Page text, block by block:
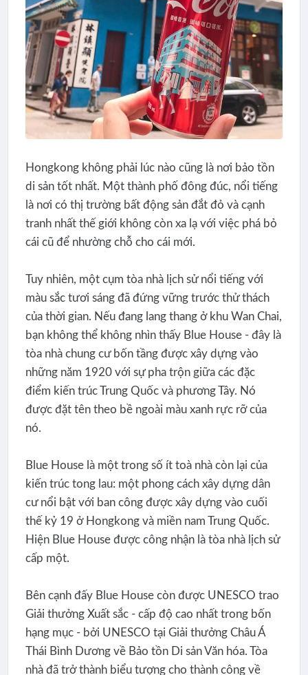
Hongkong không phải lúc nào cũng là nơi bảo tồn
di sản tốt nhất. Một thành phố đông đúc, nổi tiếng
là nơi có thị trường bất động sản đắt đỏ và cạnh
tranh nhất thế giới không còn xa lạ với việc phá bỏ
cái cũ để nhường chỗ cho cái mới.
Tuy nhiên, một cụm tòa nhà lịch sử nổi tiếng với
màu sắc tươi sáng đã đứng vững trước thử thách
của thời gian. Nếu đang lang thang ở khu Wan Chai,
bạn không thể không nhìn thấy Blue House - đây là
tòa nhà chung cư bốn tầng được xây dựng vào
những năm 1920 với sự pha trộn giữa các đặc
điểm kiến ​​trúc Trung Quốc và phương Tây. Nó
được đặt tên theo bề ngoài màu xanh rực rỡ của
nó.
Blue House là một trong số ít toà nhà còn lại của
kiến trúc tong lau: một phong cách xây dựng dân
cư nổi bật với ban công được xây dựng vào cuối
thế kỷ 19 ở Hongkong và miền nam Trung Quốc.
Hiện Blue House được công nhận là tòa nhà lịch sử
cấp một.
Bên cạnh đấy Blue House còn được UNESCO trao
Giải thưởng Xuất sắc - cấp độ cao nhất trong bốn
hạng mục - bởi UNESCO tại Giải thưởng Châu Á
Thái Bình Dương về Bảo tồn Di sản Văn hóa. Tòa
nhà đã trở thành biểu tượng cho thành công về